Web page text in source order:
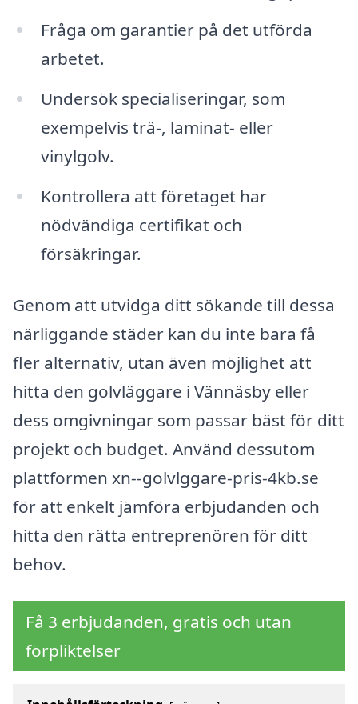
Fråga om garantier på det utförda
arbetet.
Undersök specialiseringar, som
exempelvis trä-, laminat- eller
vinylgolv.
Kontrollera att företaget har
nödvändiga certifikat och
försäkringar.
Genom att utvidga ditt sökande till dessa
närliggande städer kan du inte bara få
fler alternativ, utan även möjlighet att
hitta den golvläggare i Vännäsby eller
dess omgivningar som passar bäst för ditt
projekt och budget. Använd dessutom
plattformen xn--golvlggare-pris-4kb.se
för att enkelt jämföra erbjudanden och
hitta den rätta entreprenören för ditt
behov.
Få 3 erbjudanden, gratis och utan
förpliktelser